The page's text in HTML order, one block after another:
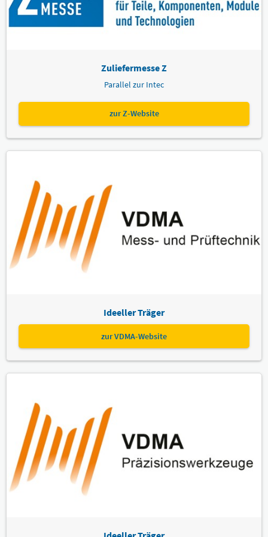
Zuliefermesse Z
Parallel zur Intec
zur Z-Website
Ideeller Träger
zur VDMA-Website